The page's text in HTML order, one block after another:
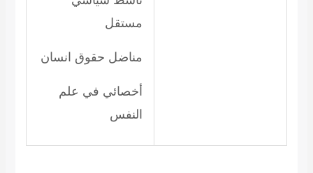
مستقل
مناضل حقوق انسان
أخصائي في علم
النفس